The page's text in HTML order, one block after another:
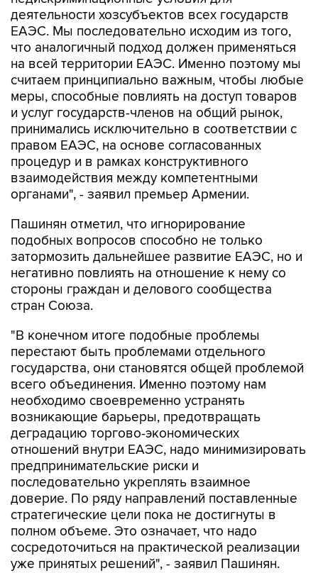
деятельности хозсубъектов всех государств
ЕАЭС. Мы последовательно исходим из того,
что аналогичный подход должен применяться
на всей территории ЕАЭС. Именно поэтому мы
считаем принципиально важным, чтобы любые
меры, способные повлиять на доступ товаров
и услуг государств-членов на общий рынок,
принимались исключительно в соответствии с
правом ЕАЭС, на основе согласованных
процедур и в рамках конструктивного
взаимодействия между компетентными
органами", - заявил премьер Армении.
Пашинян отметил, что игнорирование
подобных вопросов способно не только
затормозить дальнейшее развитие ЕАЭС, но и
негативно повлиять на отношение к нему со
стороны граждан и делового сообщества
стран Союза.
"В конечном итоге подобные проблемы
перестают быть проблемами отдельного
государства, они становятся общей проблемой
всего объединения. Именно поэтому нам
необходимо своевременно устранять
возникающие барьеры, предотвращать
деградацию торгово-экономических
отношений внутри ЕАЭС, надо минимизировать
предпринимательские риски и
последовательно укреплять взаимное
доверие. По ряду направлений поставленные
стратегические цели пока не достигнуты в
полном объеме. Это означает, что надо
сосредоточиться на практической реализации
уже принятых решений", - заявил Пашинян.